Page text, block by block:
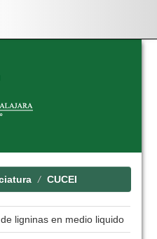
CUCEI
ligninas en medio liquido